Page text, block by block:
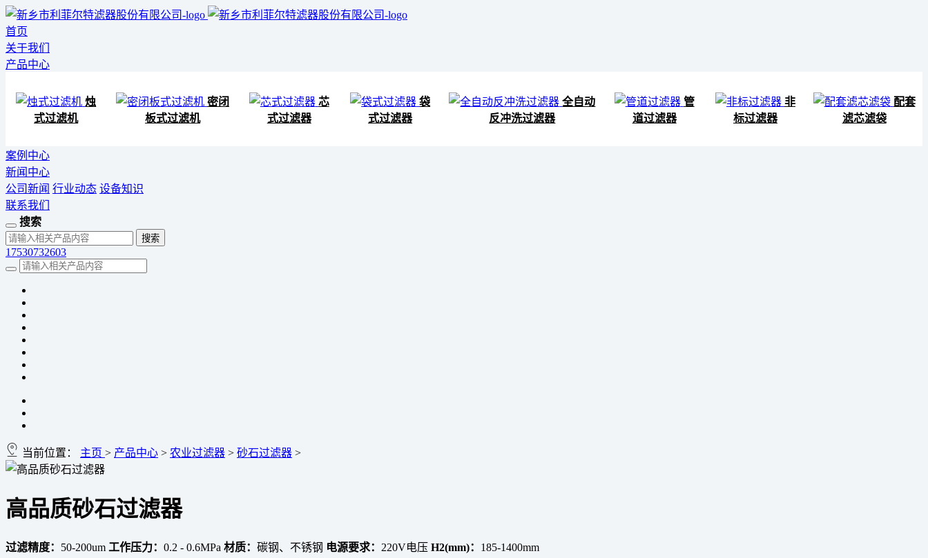
首页
关于我们
产品中心
烛
式过滤机
密闭
板式过滤机
芯
式过滤器
袋
式过滤器
全自动
反冲洗过滤器
管
道过滤器
非
标过滤器
配套
滤芯滤袋
案例中心
新闻中心
公司新闻 行业动态 设备知识
联系我们
搜索
17530732603
当前位置： 主页 > 产品中心 > 农业过滤器 > 砂石过滤器 >
高品质砂石过滤器
过滤精度： 50-200um 工作压力： 0.2 - 0.6MPa 材质： 碳钢、不锈钢 电源要求： 220V电压 H2(mm)： 185-1400mm